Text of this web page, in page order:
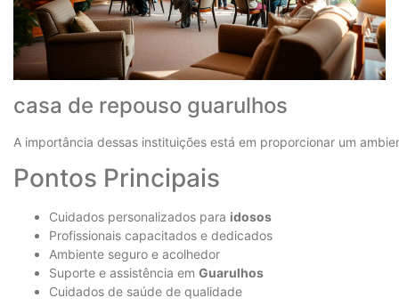
casa de repouso guarulhos
A importância dessas instituições está em proporcionar um
Pontos Principais
Cuidados personalizados para idosos
Profissionais capacitados e dedicados
Ambiente seguro e acolhedor
Suporte e assistência em Guarulhos
Cuidados de saúde de qualidade